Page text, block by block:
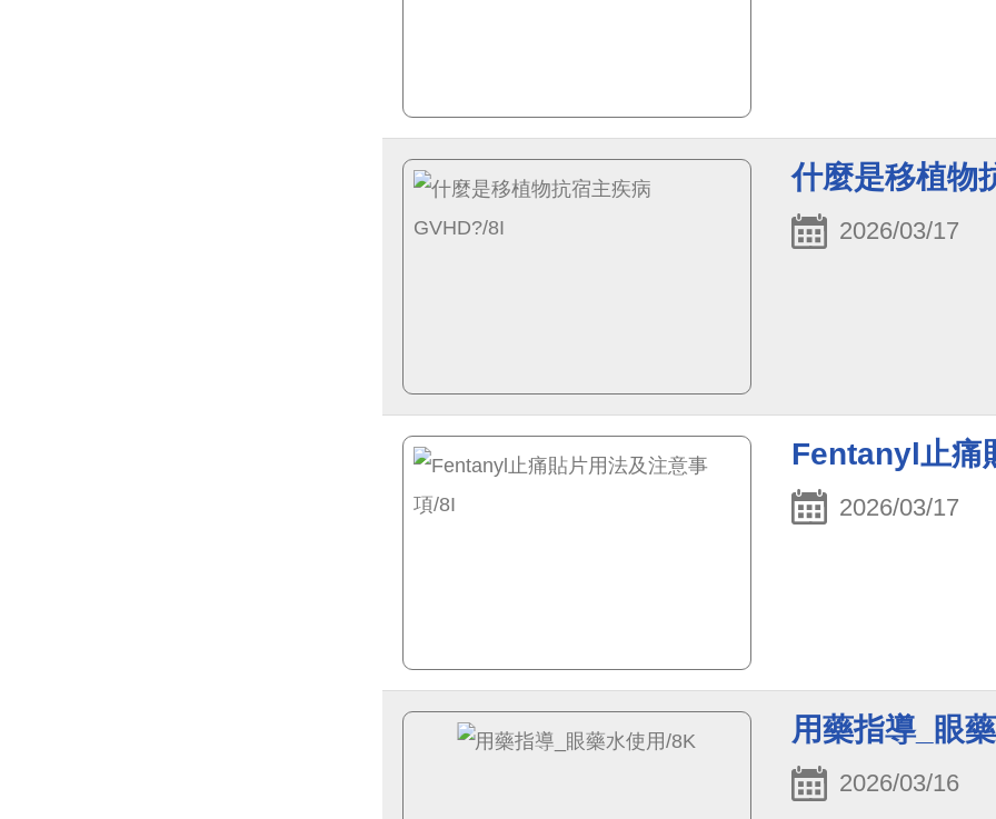
什麼是移植物
2026/03/17
Fentanyl止痛
2026/03/17
用藥指導_眼
2026/03/16